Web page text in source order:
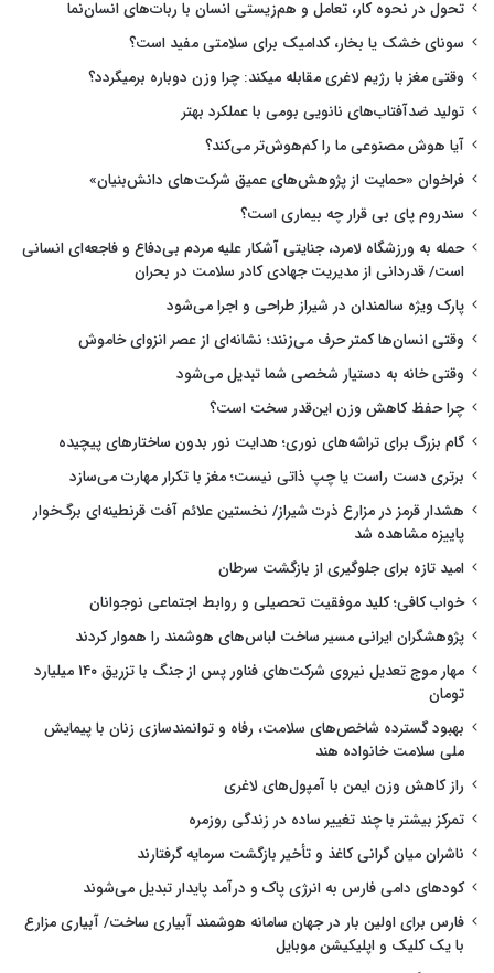
تحول در نحوه کار، تعامل و هم‌زیستی انسان با ربات‌های انسان‌نما
سونای خشک یا بخار، کدامیک برای سلامتی مفید است؟
وقتی مغز با رژیم لاغری مقابله میکند: چرا وزن دوباره برمیگردد؟
تولید ضدآفتاب‌های نانویی بومی با عملکرد بهتر
آیا هوش مصنوعی ما را کم‌هوش‌تر می‌کند؟
فراخوان «حمایت از پژوهش‌های عمیق شرکت‌های دانش‌بنیان»
سندروم پای بی قرار چه بیماری است؟
حمله به ورزشگاه لامرد، جنایتی آشکار علیه مردم بی‌دفاع و فاجعه‌ای انسانی
است/ قدردانی از مدیریت جهادی کادر سلامت در بحران
پارک ویژه سالمندان در شیراز طراحی و اجرا می‌شود
وقتی انسان‌ها کمتر حرف می‌زنند؛ نشانه‌ای از عصر انزوای خاموش
وقتی خانه به دستیار شخصی شما تبدیل می‌شود
چرا حفظ کاهش وزن این‌قدر سخت است؟
گام بزرگ برای تراشه‌های نوری؛ هدایت نور بدون ساختارهای پیچیده
برتری دست راست یا چپ ذاتی نیست؛ مغز با تکرار مهارت می‌سازد
هشدار قرمز در مزارع ذرت شیراز/ نخستین علائم آفت قرنطینه‌ای برگ‌خوار
پاییزه مشاهده شد
امید تازه برای جلوگیری از بازگشت سرطان
خواب کافی؛ کلید موفقیت تحصیلی و روابط اجتماعی نوجوانان
پژوهشگران ایرانی مسیر ساخت لباس‌های هوشمند را هموار کردند
مهار موج تعدیل نیروی شرکت‌های فناور پس از جنگ با تزریق ۱۴۰ میلیارد
تومان
بهبود گسترده شاخص‌های سلامت، رفاه و توانمندسازی زنان با پیمایش
ملی سلامت خانواده هند
راز کاهش وزن ایمن با آمپول‌های لاغری
تمرکز بیشتر با چند تغییر ساده در زندگی روزمره
ناشران میان گرانی کاغذ و تأخیر بازگشت سرمایه گرفتارند
کودهای دامی فارس به انرژی پاک و درآمد پایدار تبدیل می‌شوند
فارس برای اولین بار در جهان سامانه هوشمند آبیاری ساخت/ آبیاری مزارع
با یک کلیک و اپلیکیشن موبایل